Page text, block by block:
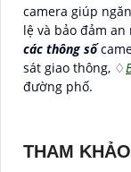
camera giúp
lệ và bảo đảm
các thông số
sát giao thông, ♢
đường phố.
THAM